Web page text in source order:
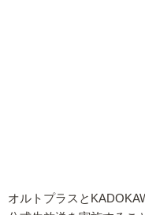
オルトプラスと